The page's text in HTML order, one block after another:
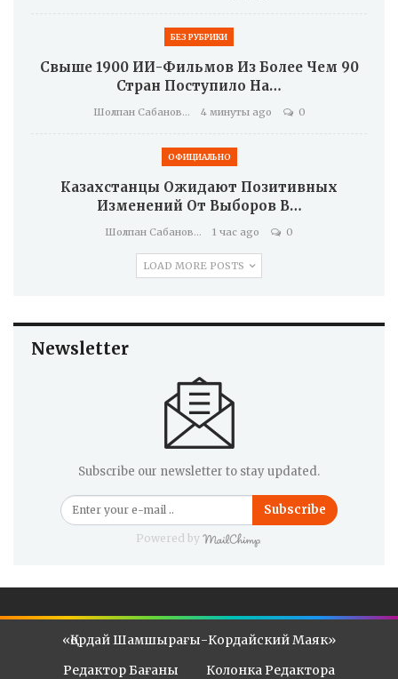
БЕЗ РУБРИКИ
Свыше 1900 ИИ-Фильмов Из Более Чем 90
Стран Поступило На…
Шолпан Сабанова 4 минуты ago 0
ОФИЦИАЛЬНО
Казахстанцы Ожидают Позитивных
Изменений От Выборов В…
Шолпан Сабанова 1 час ago 0
LOAD MORE POSTS
Newsletter
Subscribe our newsletter to stay updated.
Subscribe
Powered by
«Қордай Шамшырағы-Кордайский Маяк»
Редактор Бағаны
Колонка Редактора